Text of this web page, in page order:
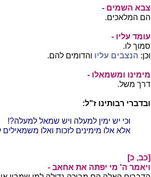
צבא השמים -
הם המלאכים.
עומד עליו -
סמוך לו.
וכן: הנצבים עליו והדומים להם.
מימינו ומשמאלו -
דרך משל.
ובדברי רבותינו ז"ל:
וכי יש ימין למעלה ויש שמאל למעלה?!
אלא אלו מימינים לזכות ואלו
[כב, כ]
ויאמר ה' מי יפתה את אחאב -